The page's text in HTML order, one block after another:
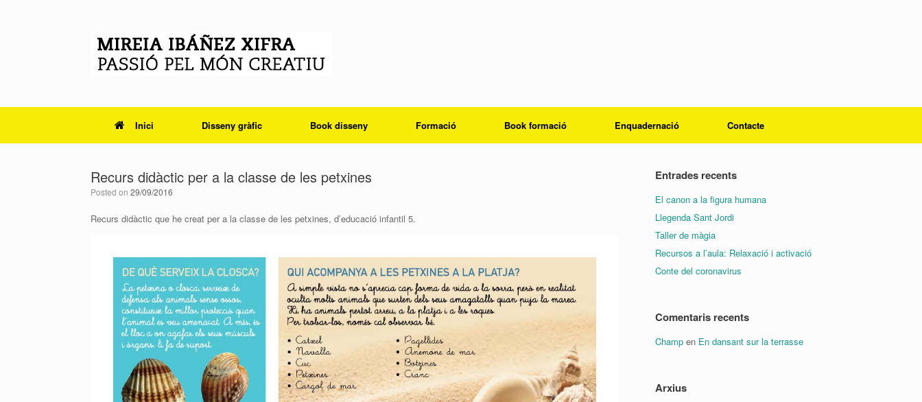
Inici Disseny gràfic Book disseny Formació Book formació Enquadernació Contacte
Recurs didàctic per a la classe de les petxines
Posted on 29/09/2016
Recurs didàctic que he creat per a la classe de les petxines, d’educació infantil 5.
Entrades recents
El canon a la figura humana
Llegenda Sant Jordi
Taller de màgia
Recursos a l’aula: Relaxació i activació
Conte del coronavirus
Comentaris recents
Champ en En dansant sur la terrasse
Arxius